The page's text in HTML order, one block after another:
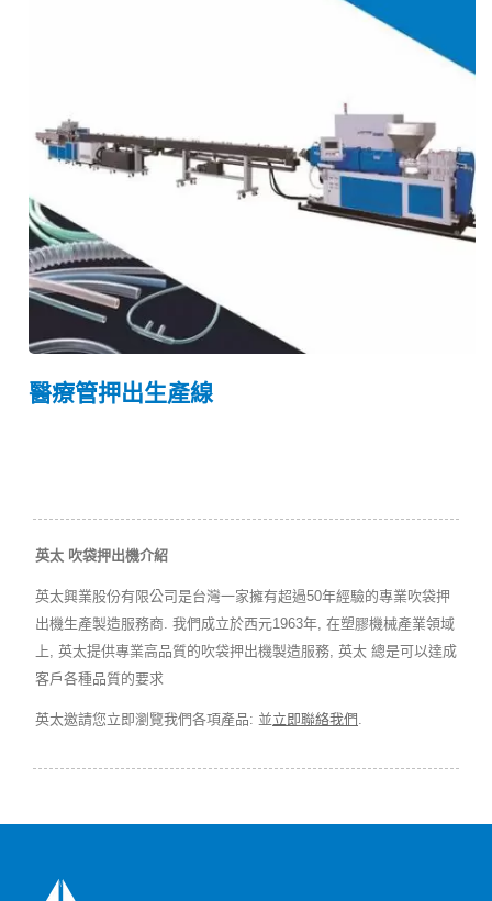
醫療管押出生產線
英太 吹袋押出機介紹
英太興業股份有限公司是台灣一家擁有超過50年經驗的專業吹袋押
出機生產製造服務商. 我們成立於西元1963年, 在塑膠機械產業領域
上, 英太提供專業高品質的吹袋押出機製造服務, 英太 總是可以達成
客戶各種品質的要求
英太邀請您立即瀏覽我們各項產品: 並立即聯絡我們 .